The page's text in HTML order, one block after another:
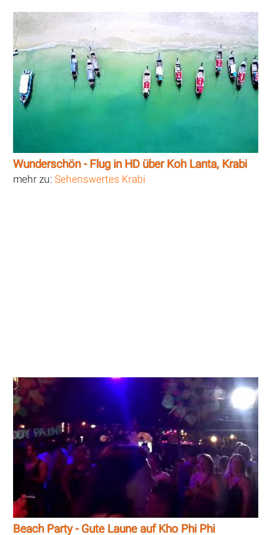
Wunderschön - Flug in HD über Koh Lanta, Krabi
mehr zu:Sehenswertes Krabi
Beach Party - Gute Laune auf Kho Phi Phi